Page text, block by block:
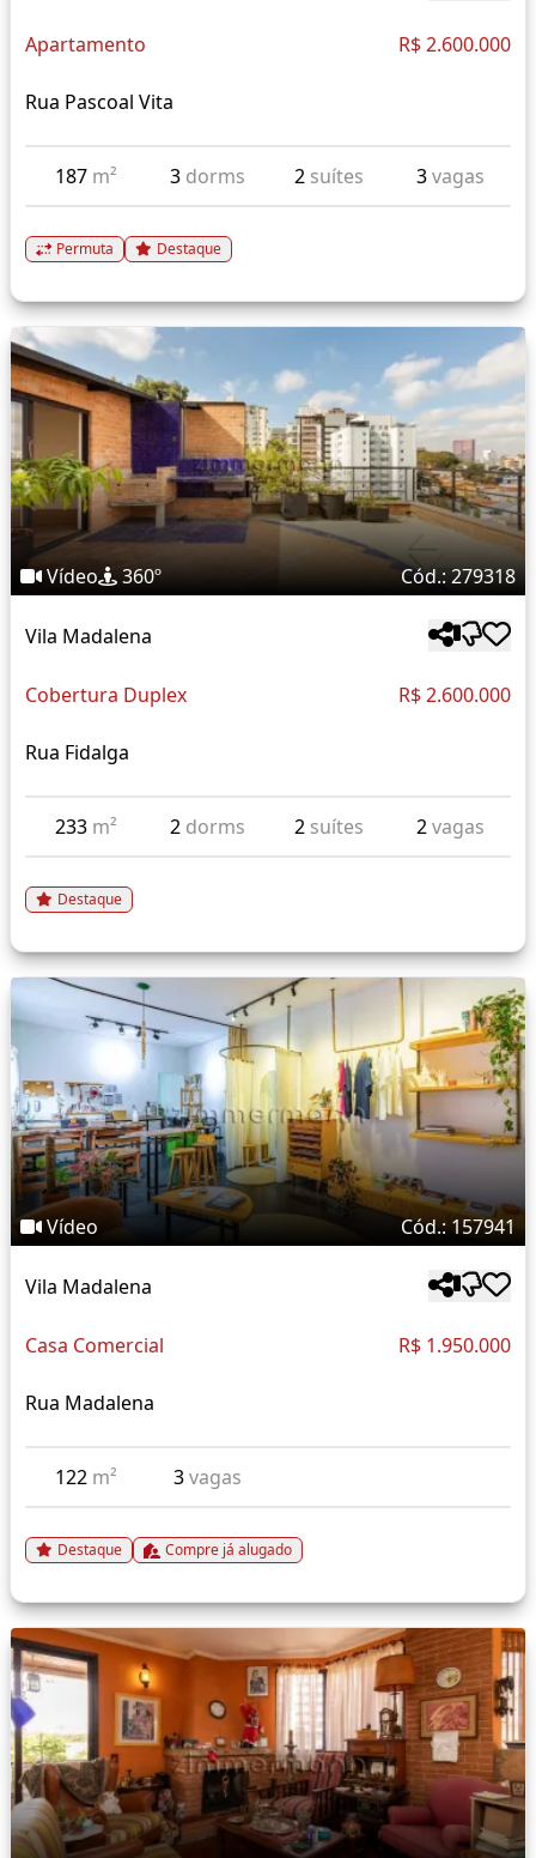
Apartamento R$ 2.600.000
Rua Pascoal Vita
187 m² 3 dorms 2 suítes 3vagas
Permuta Destaque
Vídeo 360º Cód.: 279318
Vila Madalena
Cobertura Duplex R$ 2.600.000
Rua Fidalga
233 m² 2 dorms 2 suítes 2vagas
Destaque
Vídeo Cód.: 157941
Vila Madalena
Casa Comercial R$ 1.950.000
Rua Madalena
122 m² 3vagas
Destaque Compre já alugado